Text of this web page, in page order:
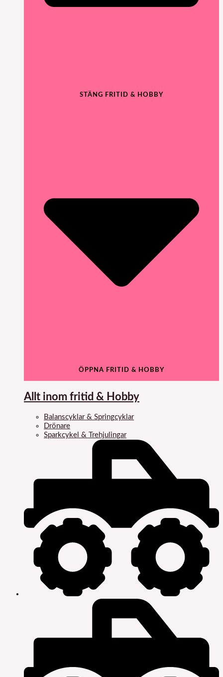
STÄNG FRITID & HOBBY
ÖPPNA FRITID & HOBBY
Allt inom fritid & Hobby
Balanscyklar & Springcyklar
Drönare
Sparkcykel & Trehjulingar